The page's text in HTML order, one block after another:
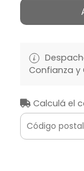
Confianza y
Calculá el